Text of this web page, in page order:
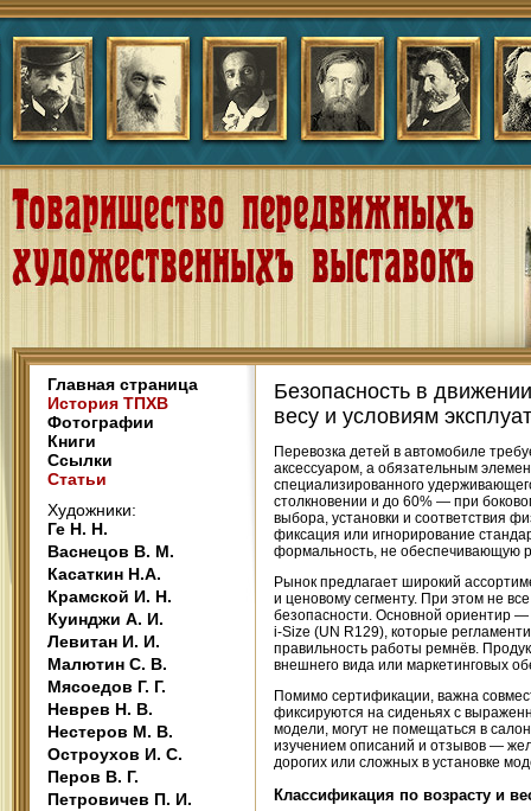
Главная страница
История ТПХВ
Фотографии
Книги
Ссылки
Статьи
Художники:
Ге Н. Н.
Васнецов В. М.
Касаткин Н.А.
Крамской И. Н.
Куинджи А. И.
Левитан И. И.
Малютин С. В.
Мясоедов Г. Г.
Неврев Н. В.
Нестеров М. В.
Остроухов И. С.
Перов В. Г.
Петровичев П. И.
Безопасность в
весу и условиям
Перевозка детей в автомобиле
аксессуаром, а обязательным
специализированного
столкновении и до 60% — при
выбора, установки и соответствия
фиксация или игнорирование
формальность, не обеспечивающую
Рынок предлагает широкий
и ценовому сегменту. При этом не
безопасности. Основной ориентир
i-Size (UN R129), которые
правильность работы ремнёв.
внешнего вида или маркетинговых
Помимо сертификации, важна
фиксируются на сиденьях с
модели, могут не помещаться в
изучением описаний и отзывов —
дорогих или сложных в установке
Классификация по возрасту и